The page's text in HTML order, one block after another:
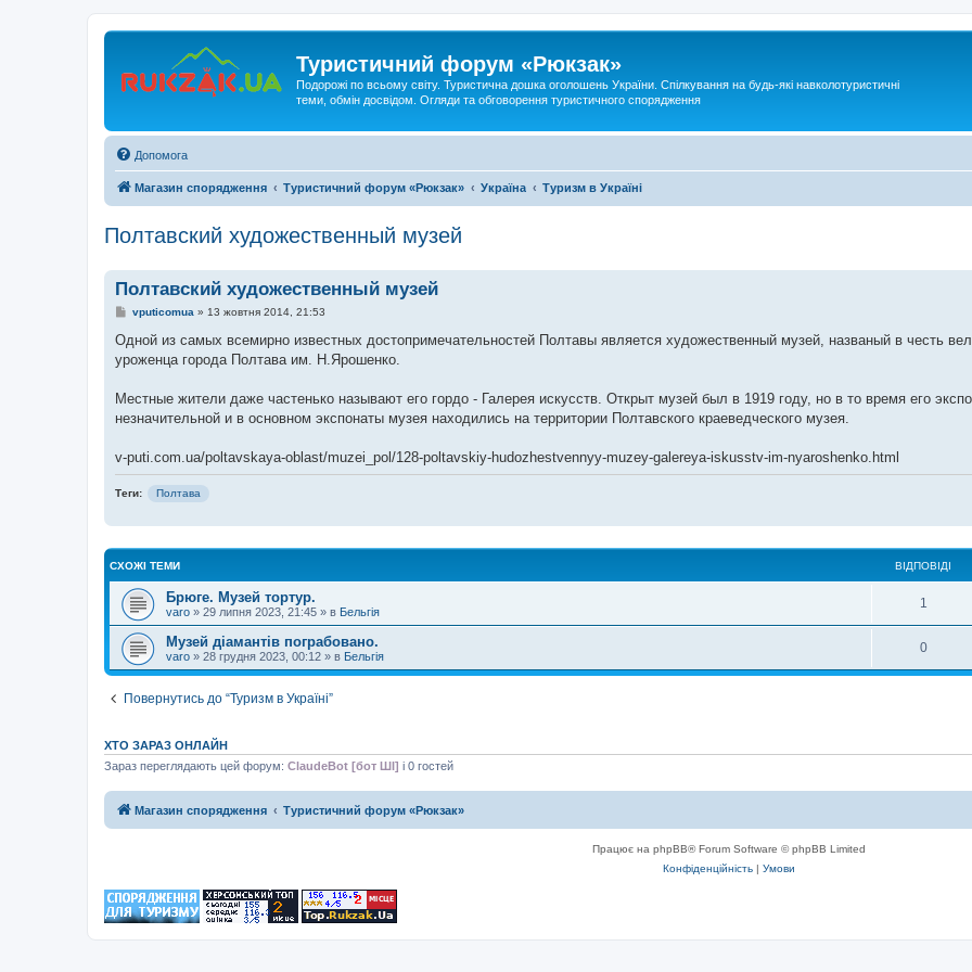
Туристичний форум «Рюкзак»
Подорожі по всьому світу. Туристична дошка оголошень України. Спілкування на будь-які навколотуристичні
теми, обмін досвідом. Огляди та обговорення туристичного спорядження
Допомога
Магазин спорядження Туристичний форум «Рюкзак» Україна Туризм в Україні
Полтавский художественный музей
Полтавский художественный музей
П
в
і
д
л
е
я
vputicomua » 13 жовтня 2014, 21:53
Одной из самых всемирно известных достопримечательностей Полтавы является художественный музей, названый в честь
уроженца города Полтава им. Н.Ярошенко.
Местные жители даже частенько называют его гордо - Галерея искусств. Открыт музей был в 1919 году, но в то время его
незначительной и в основном экспонаты музея находились на территории Полтавского краеведческого музея.
v-puti.com.ua/poltavskaya-oblast/muzei_pol/128-poltavskiy-hudozhestvennyy-muzey-galereya-iskusstv-im-nyaroshenko.html
Теги: Полтава
СХОЖІ ТЕМИ ВІДПОВІДІ
Брюге. Музей тортур.
varo » 29 липня 2023, 21:45 » в Бельгія
1
Музей діамантів пограбовано.
varo » 28 грудня 2023, 00:12 » в Бельгія
0
Повернутись до “Туризм в Україні”
ХТО ЗАРАЗ ОНЛАЙН
Зараз переглядають цей форум: ClaudeBot [бот ШІ] і 0 гостей
Магазин спорядження Туристичний форум «Рюкзак»
Працює на phpBB® Forum Software © phpBB Limited
Конфіденційність | Умови